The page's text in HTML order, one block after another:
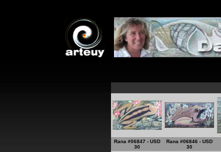
Rana #06847 - USD
30
Rana #06846 - USD
30